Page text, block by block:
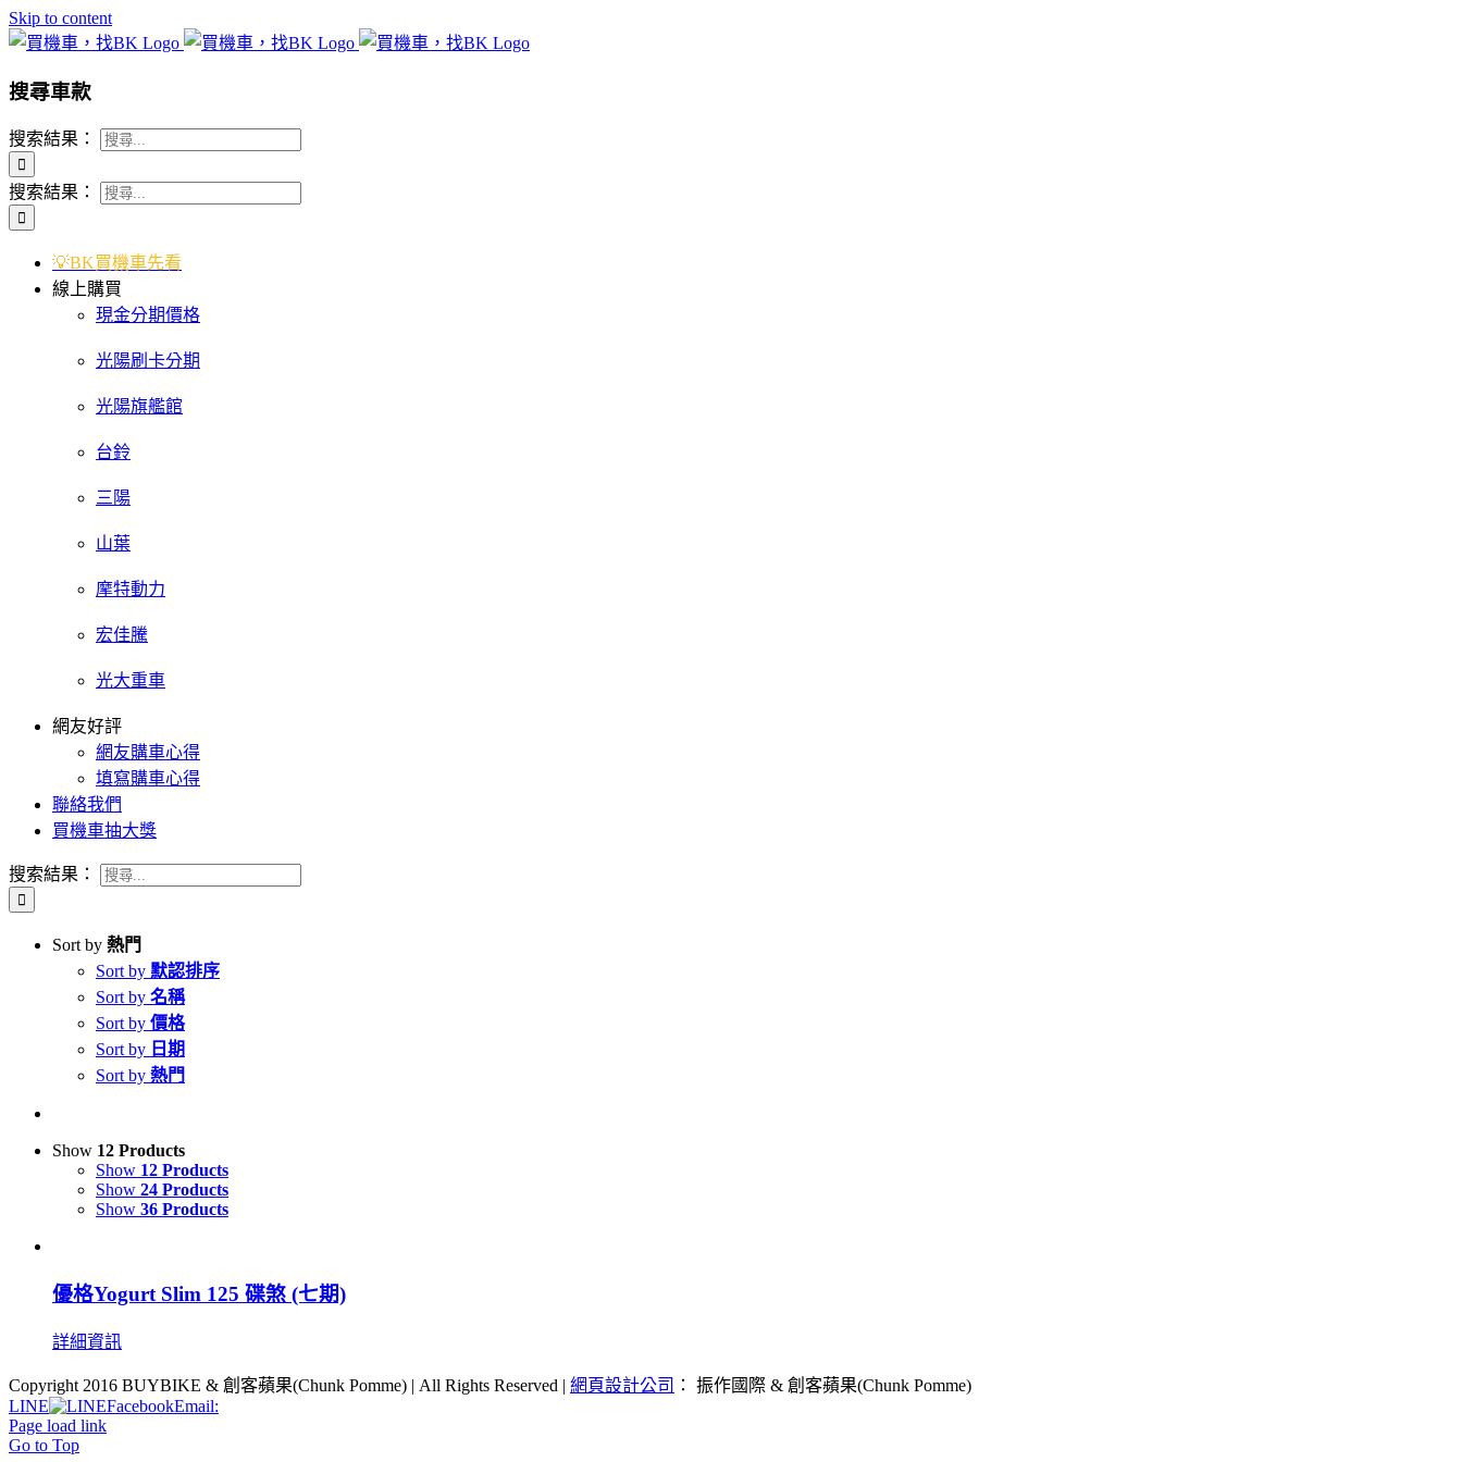
Skip to content
搜尋車款
搜索結果：
搜索結果：
💡BK買機車先看
線上購買
現金分期價格
光陽刷卡分期
光陽旗艦館
台鈴
三陽
山葉
摩特動力
宏佳騰
光大重車
網友好評
網友購車心得
填寫購車心得
聯絡我們
買機車抽大獎
搜索結果：
Sort by 熱門
Sort by 默認排序
Sort by 名稱
Sort by 價格
Sort by 日期
Sort by 熱門
Show 12 Products
Show 12 Products
Show 24 Products
Show 36 Products
優格Yogurt Slim 125 碟煞 (七期)
詳細資訊
Copyright 2016 BUYBIKE & 創客蘋果(Chunk Pomme) | All Rights Reserved | 網頁設計公司 ： 振作國際 & 創客蘋果(Chunk Pomme)
LINE
FacebookEmail:
Page load link
Go to Top